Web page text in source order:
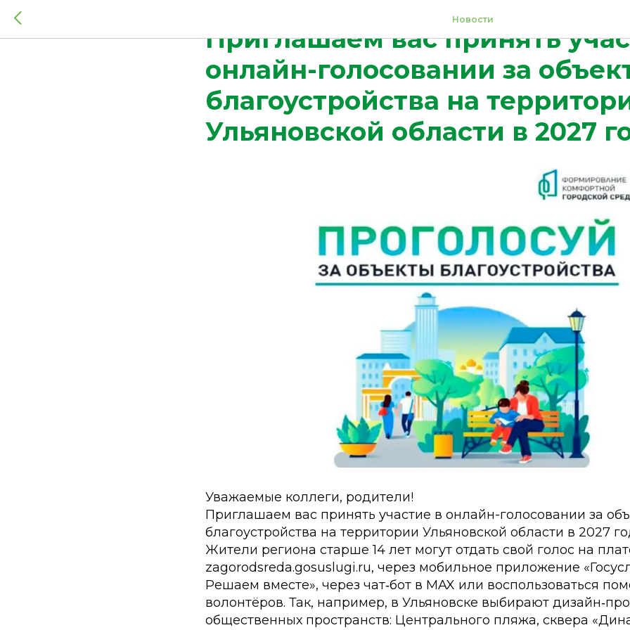
Новости
Приглашаем вас принять
онлайн-голосовании за
благоустройства на
Ульяновской области в 2027
Уважаемые коллеги, родители!
Приглашаем вас принять участие в онлайн-голосовании за
благоустройства на территории Ульяновской области в 2027
Жители региона старше 14 лет могут отдать свой голос на
zagorodsreda.gosuslugi.ru, через мобильное приложение
Решаем вместе», через чат‑бот в MAX или воспользоваться
волонтёров. Так, например, в Ульяновске выбирают
общественных пространств: Центрального пляжа, сквера